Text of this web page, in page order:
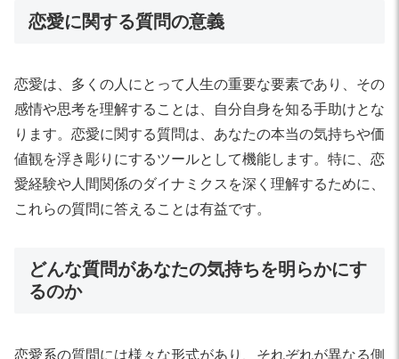
恋愛に関する質問の意義
恋愛は、多くの人にとって人生の重要な要素であり、その
感情や思考を理解することは、自分自身を知る手助けとな
ります。恋愛に関する質問は、あなたの本当の気持ちや価
値観を浮き彫りにするツールとして機能します。特に、恋
愛経験や人間関係のダイナミクスを深く理解するために、
これらの質問に答えることは有益です。
どんな質問があなたの気持ちを明らかにす
るのか
恋愛系の質問には様々な形式があり、それぞれが異なる側